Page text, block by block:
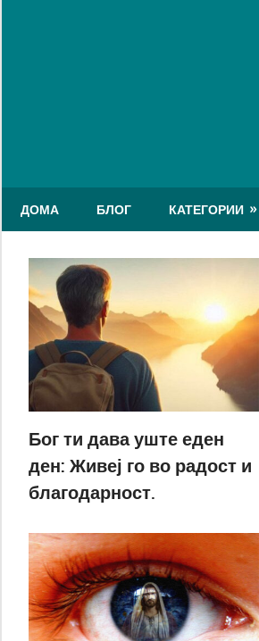
ДОМА БЛОГ КАТЕГОРИИ
Бог ти дава уште еден
ден: Живеј го во радост и
благодарност.